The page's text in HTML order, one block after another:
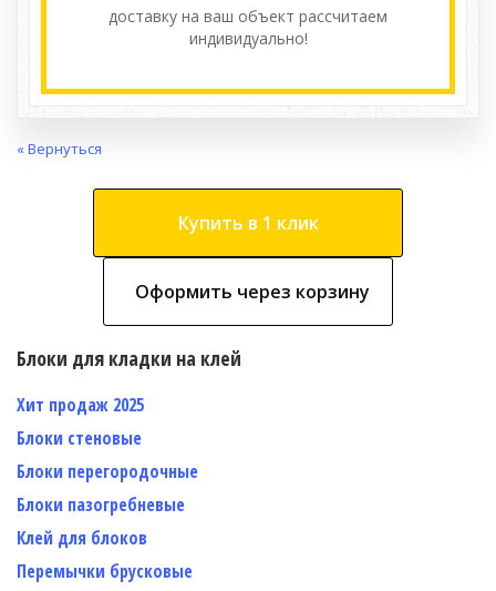
доставку на ваш объект расcчитаем
индивидуально!
« Вернуться
Купить в 1 клик
Оформить через корзину
Блоки для кладки на клей
Хит продаж 2025
Блоки стеновые
Блоки перегородочные
Блоки пазогребневые
Клей для блоков
Перемычки брусковые